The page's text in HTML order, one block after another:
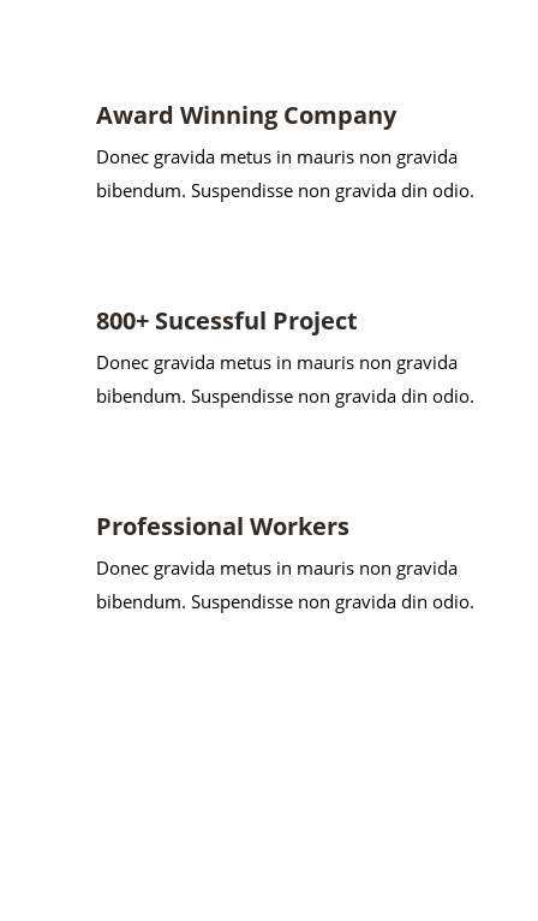
Award Winning Company
Donec gravida metus in mauris non gravida
bibendum. Suspendisse non gravida din odio.
800+ Sucessful Project
Donec gravida metus in mauris non gravida
bibendum. Suspendisse non gravida din odio.
Professional Workers
Donec gravida metus in mauris non gravida
bibendum. Suspendisse non gravida din odio.